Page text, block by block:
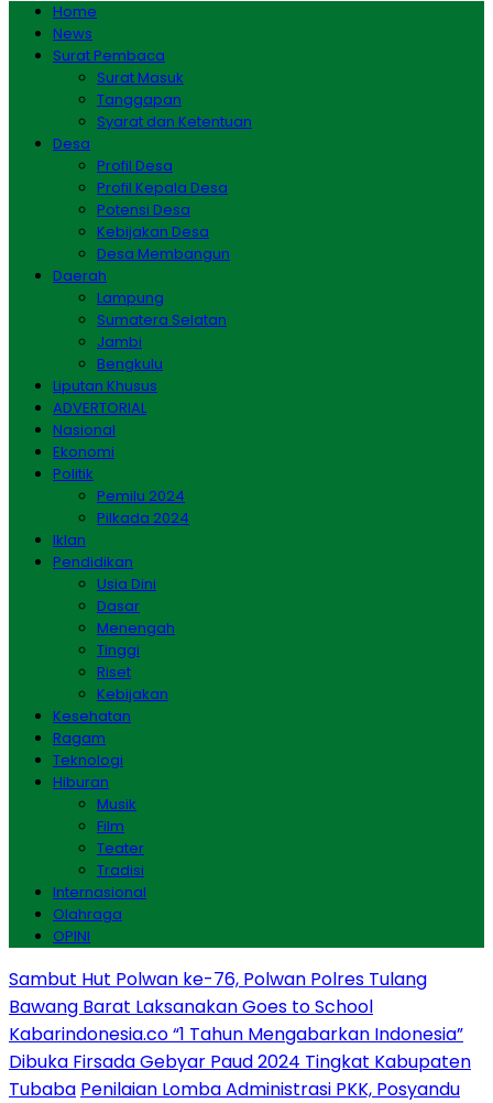
Home
News
Surat Pembaca
Surat Masuk
Tanggapan
Syarat dan Ketentuan
Desa
Profil Desa
Profil Kepala Desa
Potensi Desa
Kebijakan Desa
Desa Membangun
Daerah
Lampung
Sumatera Selatan
Jambi
Bengkulu
Liputan Khusus
ADVERTORIAL
Nasional
Ekonomi
Politik
Pemilu 2024
Pilkada 2024
Iklan
Pendidikan
Usia Dini
Dasar
Menengah
Tinggi
Riset
Kebijakan
Kesehatan
Ragam
Teknologi
Hiburan
Musik
Film
Teater
Tradisi
Internasional
Olahraga
OPINI
Sambut Hut Polwan ke-76, Polwan Polres Tulang
Bawang Barat Laksanakan Goes to School
Kabarindonesia.co “1 Tahun Mengabarkan Indonesia”
Dibuka Firsada Gebyar Paud 2024 Tingkat Kabupaten
Tubaba Penilaian Lomba Administrasi PKK, Posyandu